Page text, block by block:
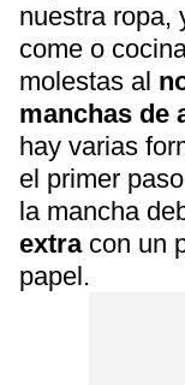
nuestra ropa,
come o
molestas al
manchas de
hay varias
el primer
la mancha
extra con un
papel.